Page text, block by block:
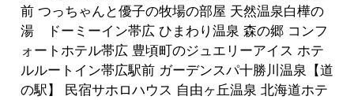
前 つっちゃんと優子の牧場の部屋 天然温泉白樺の
湯 ドーミーイン帯広 ひまわり温泉 森の郷 コンフ
ォートホテル帯広 豊頃町のジュエリーアイス ホテ
ルルートイン帯広駅前 ガーデンスパ十勝川温泉【道
の駅】 民宿サホロハウス 自由ヶ丘温泉 北海道ホテ